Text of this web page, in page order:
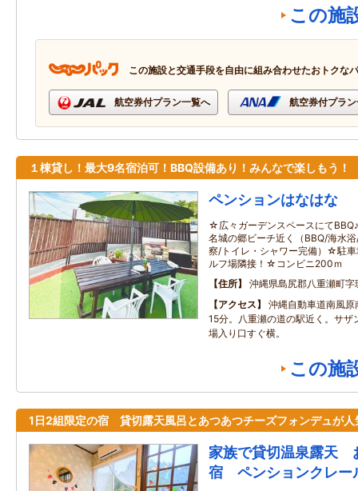
この施
この施設と交通手段を自由に組み合わせたおトクな
航空券付プラン一覧へ 航空券付プラ
１棟貸し！最大9名宿泊可！BBQ設備あり！みんなで楽しもう！
ペンションはなはな
☆広々ガーデンスペースにて
名城の郷ビーチ近く（BBQ/海水
察/トイレ・シャワー完備）☆駐
ルフ場隣接！☆コンビニ200ｍ
住所
沖縄県島尻郡八重瀬町
アクセス
沖縄自動車道南風
15分。八重瀬の道の駅近く。サザ
場入り口すぐ横。
この施
1日2組限定の宿 貸切露天風呂とあつあつチーズフォンデュが人
家族で貸切温泉露天
宿 ペンションクレー